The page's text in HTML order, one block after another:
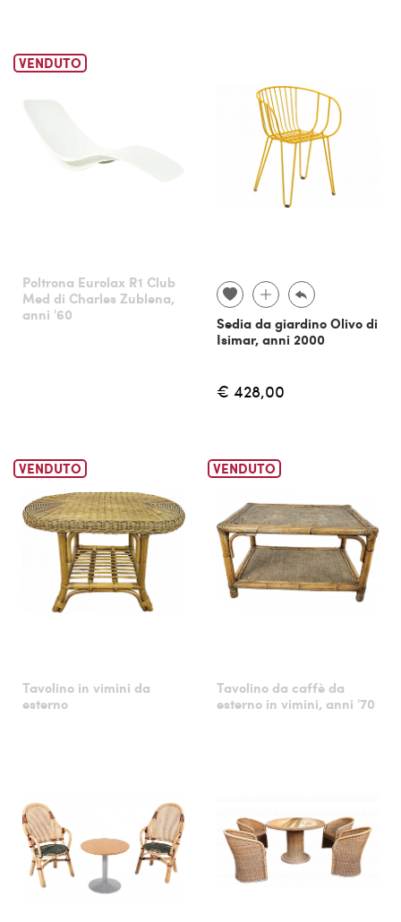
VENDUTO
Poltrona Eurolax R1 Club
Med di Charles Zublena,
anni '60
Sedia da giardino Olivo di
Isimar, anni 2000
€ 428,00
VENDUTO
Tavolino in vimini da
esterno
VENDUTO
Tavolino da caffè da
esterno in vimini, anni '70